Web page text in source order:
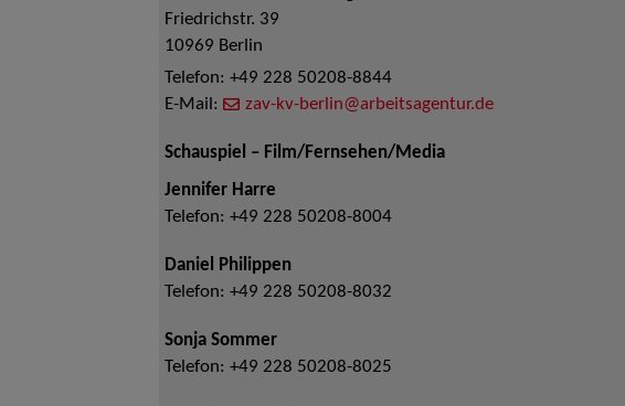
Friedrichstr. 39
10969 Berlin
Telefon: +49 228 50208-8844
E-Mail:
zav-kv-berlin@arbeitsagentur.de
Schauspiel – Film/Fernsehen/Media
Jennifer Harre
Telefon: +49 228 50208-8004
Daniel Philippen
Telefon: +49 228 50208-8032
Sonja Sommer
Telefon: +49 228 50208-8025